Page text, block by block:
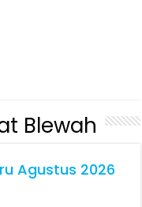
Blewah
Agustus 2026